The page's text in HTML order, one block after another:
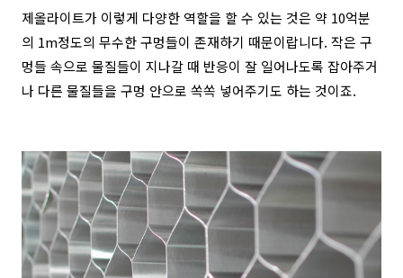
제올라이트가 이렇게 다양한 역할을 할 수 있는 것은 약 10억분
의 1m정도의 무수한 구멍들이 존재하기 때문이랍니다. 작은 구
멍들 속으로 물질들이 지나갈 때 반응이 잘 일어나도록 잡아주거
나 다른 물질들을 구멍 안으로 쏙쏙 넣어주기도 하는 것이죠.